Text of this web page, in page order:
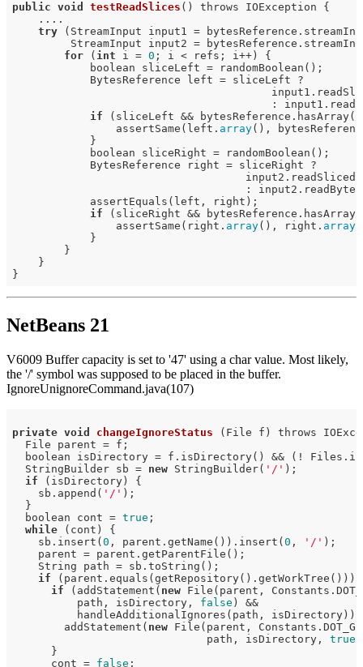
public void testReadSlices () throws IOException {
    ....
try (StreamInput input1 =
StreamInput input2 =
for ( int i = 0 ; i < refs; i++) {
            boolean sliceLeft = randomBoolean();
            BytesReference left = sliceLeft ?
:
if (sliceLeft &&
                assertSame(left.
array(),
            }
            boolean sliceRight = randomBoolean();
            BytesReference right = sliceRight ?
:
            assertEquals(left, right);
if (sliceRight &&
                assertSame(right.
array(), right. array
            }
        }
    }
NetBeans 21
V6009 Buffer capacity is set to '47' using a char value. Most likely,
the '/' symbol was supposed to be placed in the buffer.
IgnoreUnignoreCommand.java(107)
private void changeIgnoreStatus (File f)
throws
  File parent = f;
boolean isDirectory = f.isDirectory() && (!
  StringBuilder sb =
new StringBuilder( '/' );
if (isDirectory) {
    sb.append(
'/' );
  }
  boolean cont =
true ;
while (cont) {
    sb.insert(
0 , parent.getName()).insert( 0 , '/' );
    parent = parent.getParentFile();
    String path = sb.toString();
if (parent.equals(getRepository().getWorkTree()))
if (addStatement( new File(parent,
          path, isDirectory,
false ) &&
handleAdditionalIgnores(path, isDirectory))
        addStatement(
new File(parent,
                              path, isDirectory,
true
      }
      cont =
false ;